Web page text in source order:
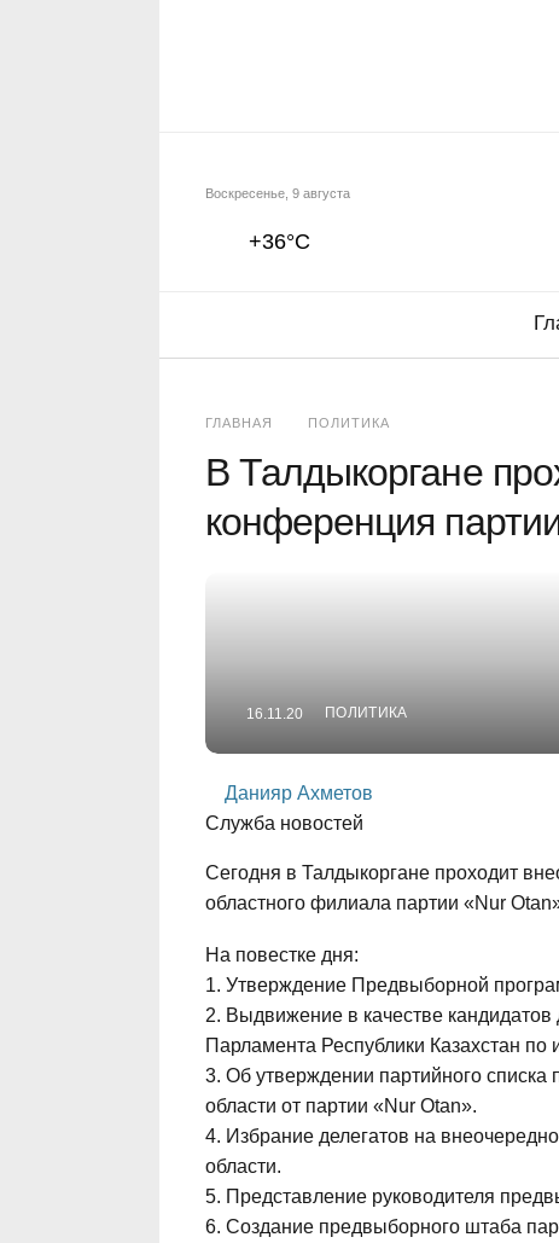
+36°C
Воскресенье, 9 августа
ГЛАВНАЯ ПОЛИТИКА
В Талдыкоргане
конференция
16.11.20 ПОЛИТИКА
Данияр Ахметов
Служба новостей
Сегодня в Талдыкоргане проходит
областного филиала партии «Nur
На повестке дня:
1. Утверждение Предвыборной
2. Выдвижение в качестве
Парламента Республики Казахстан по
3. Об утверждении партийного
области от партии «Nur Otan».
4. Избрание делегатов на
области.
5. Представление руководителя
6. Создание предвыборного штаба